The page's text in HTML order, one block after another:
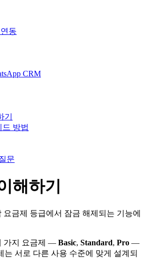
동
CRM
기
드 방법
문
해하기
요금제 등급에서 잠금 해제되는 기능에
가지 요금제 — Basic, Standard, Pro —
는 서로 다른 사용 수준에 맞게 설계되